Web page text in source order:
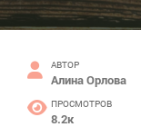
АВТОР
Алина Орлова
ПРОСМОТРОВ
8.2к